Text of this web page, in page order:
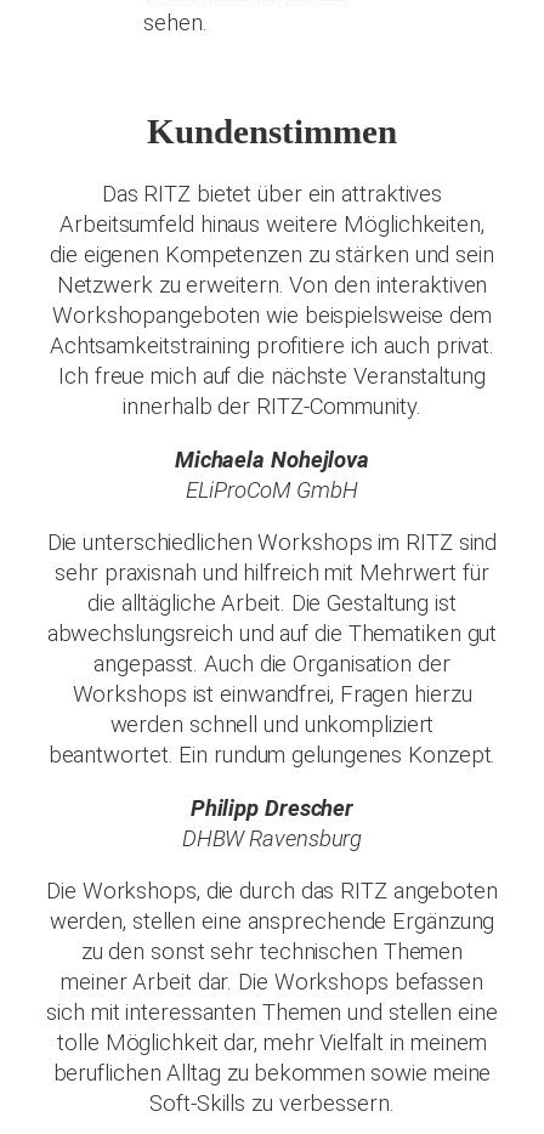
Kundenstimmen
Das RITZ bietet über ein attraktives
Arbeitsumfeld hinaus weitere Möglichkeiten,
die eigenen Kompetenzen zu stärken und sein
Netzwerk zu erweitern. Von den interaktiven
Workshopangeboten wie beispielsweise dem
Achtsamkeitstraining profitiere ich auch privat.
Ich freue mich auf die nächste Veranstaltung
innerhalb der RITZ-Community.
Michaela Nohejlova
ELiProCoM GmbH
Die unterschiedlichen Workshops im RITZ sind
sehr praxisnah und hilfreich mit Mehrwert für
die alltägliche Arbeit. Die Gestaltung ist
abwechslungsreich und auf die Thematiken gut
angepasst. Auch die Organisation der
Workshops ist einwandfrei, Fragen hierzu
werden schnell und unkompliziert
beantwortet. Ein rundum gelungenes Konzept.
Philipp Drescher
DHBW Ravensburg
Die Workshops, die durch das RITZ angeboten
werden, stellen eine ansprechende Ergänzung
zu den sonst sehr technischen Themen
meiner Arbeit dar. Die Workshops befassen
sich mit interessanten Themen und stellen eine
tolle Möglichkeit dar, mehr Vielfalt in meinem
beruflichen Alltag zu bekommen sowie meine
Soft-Skills zu verbessern.